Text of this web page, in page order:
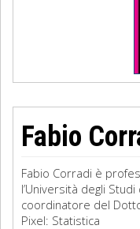
Fabio
Fabio Corradi è
l’Università degli
coordinatore del
Pixel: Statistica